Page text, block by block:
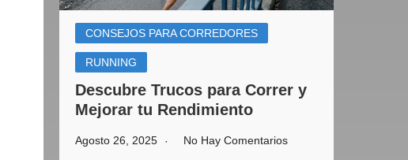
CONSEJOS PARA CORREDORES
RUNNING
Descubre Trucos para Correr y
Mejorar tu Rendimiento
Agosto 26, 2025 No Hay Comentarios